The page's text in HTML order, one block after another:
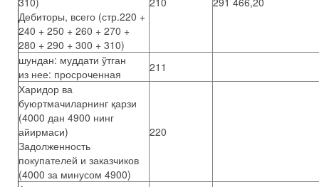
Дебиторы, всего (стр.220 +
240 + 250 + 260 + 270 +
280 + 290 + 300 + 310)
шундан: муддати ўтган
из нее: просроченная
211
Харидор ва
буюртмачиларнинг қарзи
(4000 дан 4900 нинг
айирмаси)
Задолженность
покупателей и заказчиков
(4000 за минусом 4900)
220